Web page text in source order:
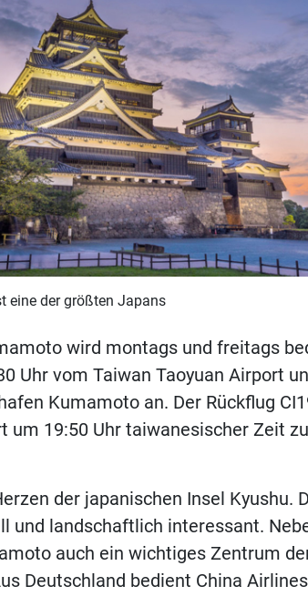
eine der größten Japans
wird montags und freitags
Uhr vom Taiwan Taoyuan Airport
Kumamoto an. Der Rückflug
um 19:50 Uhr taiwanesischer Zeit
der japanischen Insel Kyushu.
und landschaftlich interessant.
auch ein wichtiges Zentrum
Deutschland bedient China